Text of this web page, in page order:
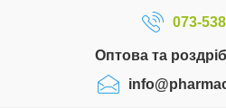
073-
Оптова та